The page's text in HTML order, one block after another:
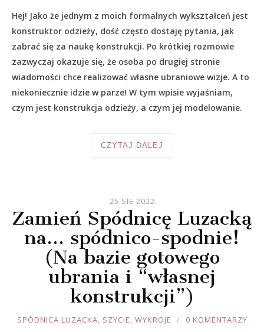
Hej! Jako że jednym z moich formalnych wykształceń jest
konstruktor odzieży, dość często dostaję pytania, jak
zabrać się za naukę konstrukcji. Po krótkiej rozmowie
zazwyczaj okazuje się, że osoba po drugiej stronie
wiadomości chce realizować własne ubraniowe wizje. A to
niekoniecznie idzie w parze! W tym wpisie wyjaśniam,
czym jest konstrukcja odzieży, a czym jej modelowanie.
CZYTAJ DALEJ
25 SIE 2022
Zamień Spódnicę Luzacką
na… spódnico-spodnie!
(Na bazie gotowego
ubrania i “własnej
konstrukcji”)
JOULE
SPÓDNICA LUZACKA, SZYCIE, WYKROJE 0 KOMENTARZY